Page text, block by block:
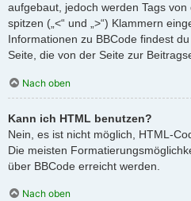
aufgebaut, jedoch werden Tags von
spitzen („<“ und „>“) Klammern
Informationen zu BBCode findest
Seite, die von der Seite zur
Nach oben
Kann ich HTML benutzen?
Nein, es ist nicht möglich, HTML-
Die meisten
über BBCode erreicht werden.
Nach oben